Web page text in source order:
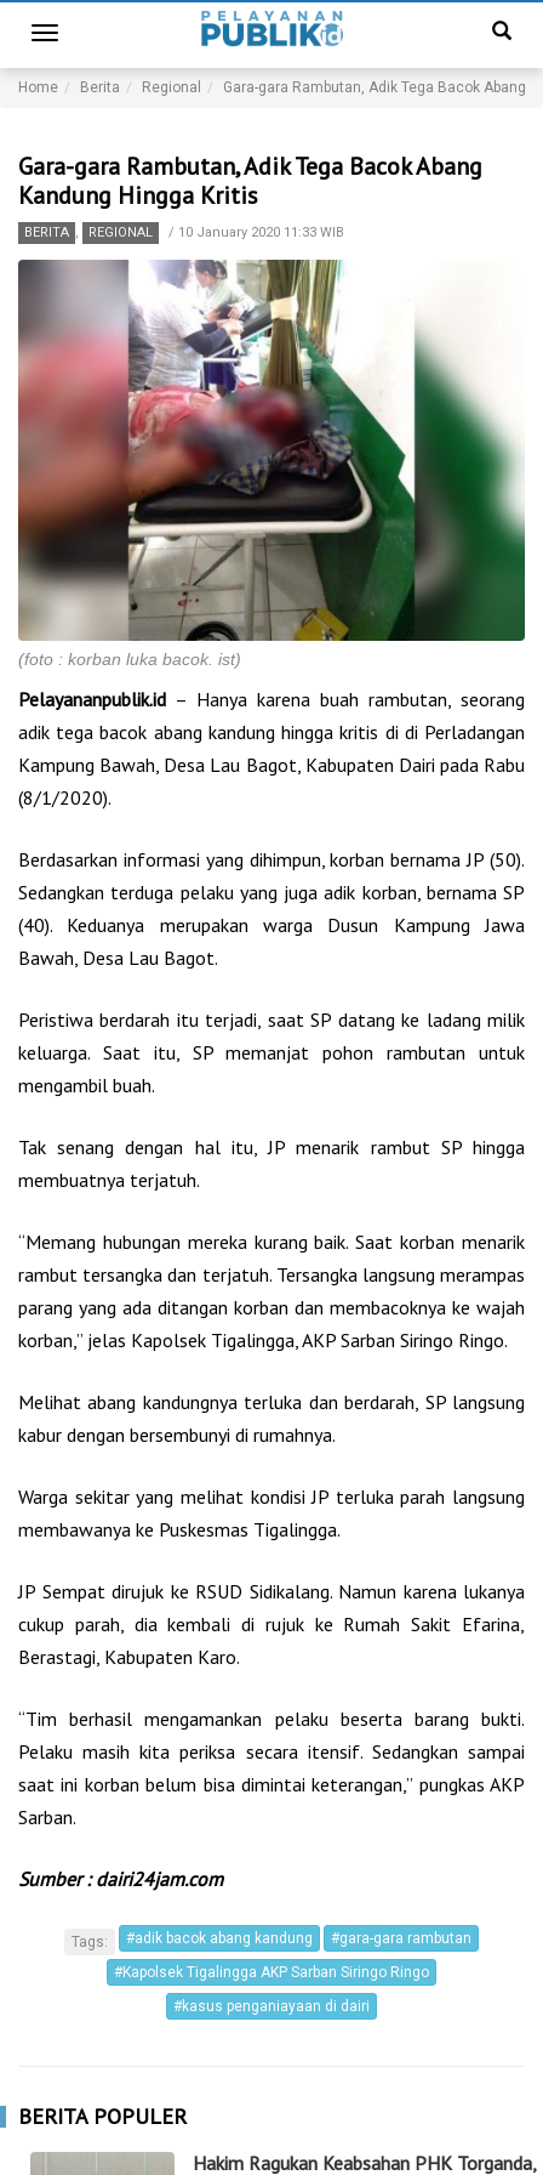
Toggle
navigation
Home Berita Regional Gara-gara Rambutan, Adik Tega Bacok Abang
Gara-gara Rambutan, Adik Tega Bacok Abang
Kandung Hingga Kritis
BERITA , REGIONAL / 10 January 2020 11:33 WIB
(foto : korban luka bacok. ist)
Pelayananpublik.id – Hanya karena buah rambutan, seorang
adik tega bacok abang kandung hingga kritis di di Perladangan
Kampung Bawah, Desa Lau Bagot, Kabupaten Dairi pada Rabu
(8/1/2020).
Berdasarkan informasi yang dihimpun, korban bernama JP (50).
Sedangkan terduga pelaku yang juga adik korban, bernama SP
(40). Keduanya merupakan warga Dusun Kampung Jawa
Bawah, Desa Lau Bagot.
Peristiwa berdarah itu terjadi, saat SP datang ke ladang milik
keluarga. Saat itu, SP memanjat pohon rambutan untuk
mengambil buah.
Tak senang dengan hal itu, JP menarik rambut SP hingga
membuatnya terjatuh.
“Memang hubungan mereka kurang baik. Saat korban menarik
rambut tersangka dan terjatuh. Tersangka langsung merampas
parang yang ada ditangan korban dan membacoknya ke wajah
korban,” jelas Kapolsek Tigalingga, AKP Sarban Siringo Ringo.
Melihat abang kandungnya terluka dan berdarah, SP langsung
kabur dengan bersembunyi di rumahnya.
Warga sekitar yang melihat kondisi JP terluka parah langsung
membawanya ke Puskesmas Tigalingga.
JP Sempat dirujuk ke RSUD Sidikalang. Namun karena lukanya
cukup parah, dia kembali di rujuk ke Rumah Sakit Efarina,
Berastagi, Kabupaten Karo.
“Tim berhasil mengamankan pelaku beserta barang bukti.
Pelaku masih kita periksa secara itensif. Sedangkan sampai
saat ini korban belum bisa dimintai keterangan,” pungkas AKP
Sarban.
Sumber : dairi24jam.com
Tags: #adik bacok abang kandung
#gara-gara rambutan
#Kapolsek Tigalingga AKP Sarban Siringo Ringo
#kasus penganiayaan di dairi
BERITA POPULER
Hakim Ragukan Keabsahan PHK Torganda,